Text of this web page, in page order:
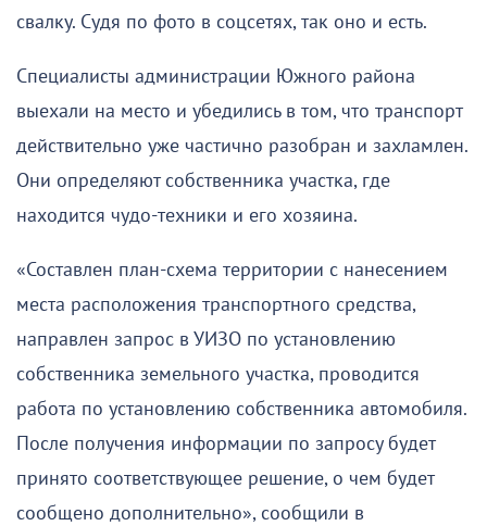
свалку. Судя по фото в соцсетях, так оно и есть.
Специалисты администрации Южного района
выехали на место и убедились в том, что транспорт
действительно уже частично разобран и захламлен.
Они определяют собственника участка, где
находится чудо-техники и его хозяина.
«Составлен план-схема территории с нанесением
места расположения транспортного средства,
направлен запрос в УИЗО по установлению
собственника земельного участка, проводится
работа по установлению собственника автомобиля.
После получения информации по запросу будет
принято соответствующее решение, о чем будет
сообщено дополнительно», сообщили в